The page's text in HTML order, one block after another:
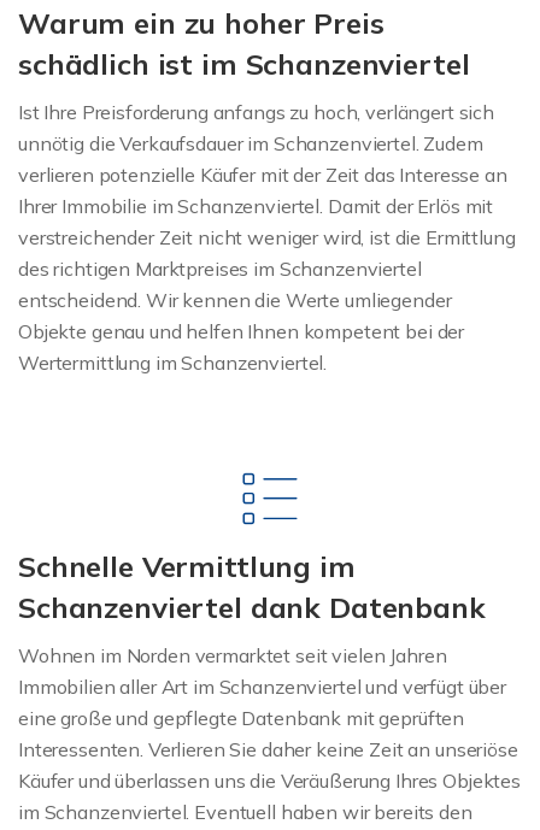
Warum ein zu hoher Preis
schädlich ist im Schanzenviertel
Ist Ihre Preisforderung anfangs zu hoch, verlängert sich
unnötig die Verkaufsdauer im Schanzenviertel. Zudem
verlieren potenzielle Käufer mit der Zeit das Interesse an
Ihrer Immobilie im Schanzenviertel. Damit der Erlös mit
verstreichender Zeit nicht weniger wird, ist die Ermittlung
des richtigen Marktpreises im Schanzenviertel
entscheidend. Wir kennen die Werte umliegender
Objekte genau und helfen Ihnen kompetent bei der
Wertermittlung im Schanzenviertel.
Schnelle Vermittlung im
Schanzenviertel dank Datenbank
Wohnen im Norden vermarktet seit vielen Jahren
Immobilien aller Art im Schanzenviertel und verfügt über
eine große und gepflegte Datenbank mit geprüften
Interessenten. Verlieren Sie daher keine Zeit an unseriöse
Käufer und überlassen uns die Veräußerung Ihres Objektes
im Schanzenviertel. Eventuell haben wir bereits den